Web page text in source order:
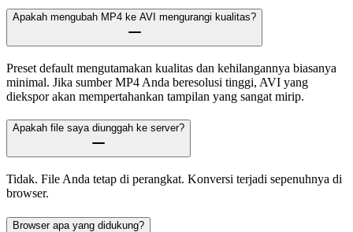
Apakah mengubah MP4 ke AVI mengurangi kualitas?
Preset default mengutamakan kualitas dan kehilangannya biasanya
minimal. Jika sumber MP4 Anda beresolusi tinggi, AVI yang
diekspor akan mempertahankan tampilan yang sangat mirip.
Apakah file saya diunggah ke server?
Tidak. File Anda tetap di perangkat. Konversi terjadi sepenuhnya di
browser.
Browser apa yang didukung?